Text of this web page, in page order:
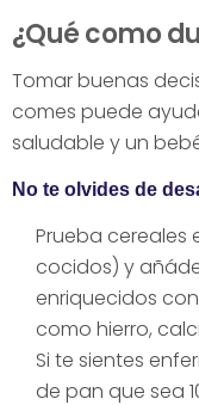
¿Qué como
Tomar buenas
comes puede
saludable y un
No te olvides de
Prueba cereales
cocidos) y
enriquecidos
como hierro,
Si te sientes
de pan que sea